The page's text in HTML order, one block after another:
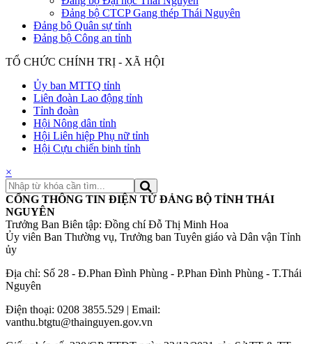
Đảng bộ CTCP Gang thép Thái Nguyên
Đảng bộ Quân sự tỉnh
Đảng bộ Công an tỉnh
TỔ CHỨC CHÍNH TRỊ - XÃ HỘI
Ủy ban MTTQ tỉnh
Liên đoàn Lao động tỉnh
Tỉnh đoàn
Hội Nông dân tỉnh
Hội Liên hiệp Phụ nữ tỉnh
Hội Cựu chiến binh tỉnh
×
CỔNG THÔNG TIN ĐIỆN TỬ ĐẢNG BỘ TỈNH THÁI
NGUYÊN
Trưởng Ban Biên tập: Đồng chí Đỗ Thị Minh Hoa
Ủy viên Ban Thường vụ, Trưởng ban Tuyên giáo và Dân vận Tỉnh
ủy
Địa chỉ: Số 28 - Đ.Phan Đình Phùng - P.Phan Đình Phùng - T.Thái
Nguyên
Điện thoại: 0208 3855.529 | Email:
vanthu.btgtu@thainguyen.gov.vn